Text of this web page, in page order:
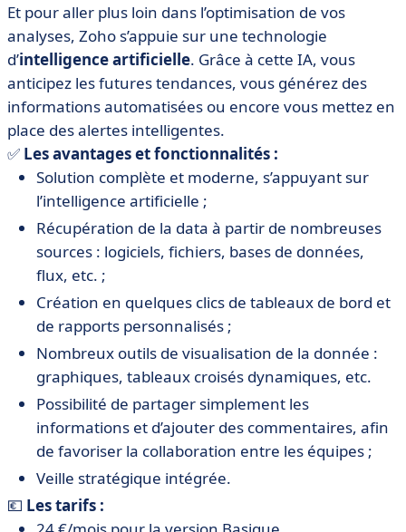
Et pour aller plus loin dans l’optimisation de vos
analyses, Zoho s’appuie sur une technologie
d’intelligence artificielle. Grâce à cette IA, vous
anticipez les futures tendances, vous générez des
informations automatisées ou encore vous mettez en
place des alertes intelligentes.
✅ Les avantages et fonctionnalités :
Solution complète et moderne, s’appuyant sur
l’intelligence artificielle ;
Récupération de la data à partir de nombreuses
sources : logiciels, fichiers, bases de données,
flux, etc. ;
Création en quelques clics de tableaux de bord et
de rapports personnalisés ;
Nombreux outils de visualisation de la donnée :
graphiques, tableaux croisés dynamiques, etc.
Possibilité de partager simplement les
informations et d’ajouter des commentaires, afin
de favoriser la collaboration entre les équipes ;
Veille stratégique intégrée.
💶 Les tarifs :